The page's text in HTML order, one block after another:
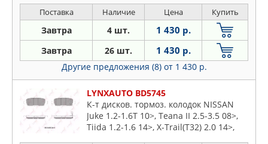
Поставка Наличие Цена Купить
Завтра 4 шт. 1 430 р.
Завтра 26 шт. 1 430 р.
Другие предложения (8) от 1 430 р.
LYNXAUTO BD5745
К-т дисков. тормоз. колодок NISSAN
Juke 1.2-1.6T 10>, Teana II 2.5-3.5 08>,
Tiida 1.2-1.6 14>, X-Trail(T32) 2.0 14>,